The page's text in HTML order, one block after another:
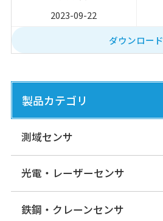
2023-09-22
ダウンロード
製品カテゴリ
測域センサ
光電・レーザーセンサ
鉄鋼・クレーンセンサ